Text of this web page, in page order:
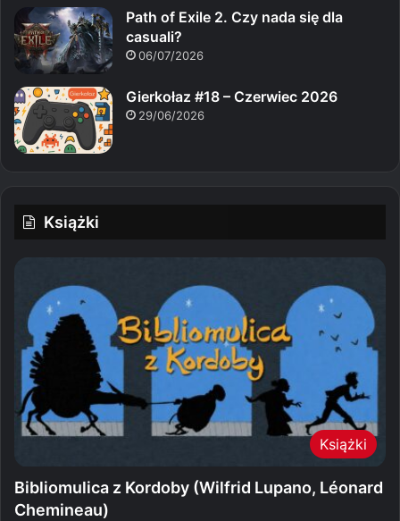
Path of Exile 2. Czy nada się dla
casuali?
06/07/2026
Gierkołaz #18 – Czerwiec 2026
29/06/2026
Książki
Książki
Bibliomulica z Kordoby (Wilfrid Lupano, Léonard
Chemineau)